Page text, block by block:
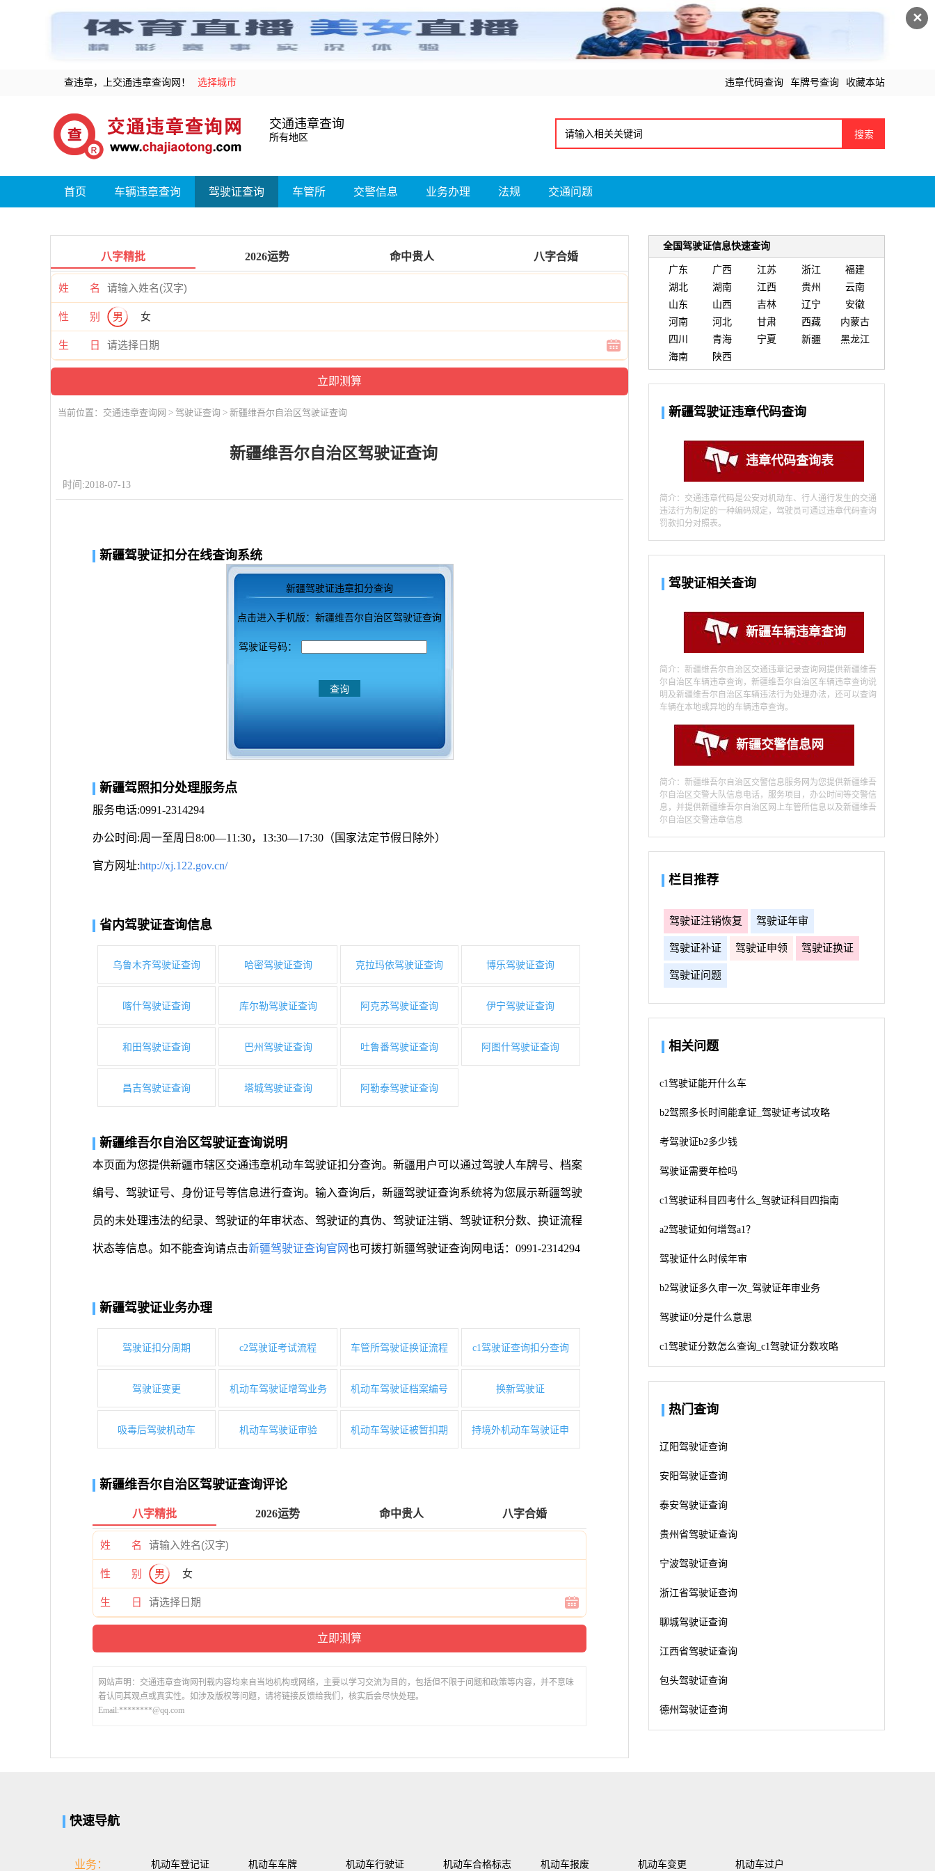
✕
查违章，上交通违章查询网！ 选择城市 违章代码查询 车牌号查询 收藏本站
交通违章查询
所有地区 搜索
首页 车辆违章查询 驾驶证查询 车管所 交警信息 业务办理 法规 交通问题
八字精批 2026运势 命中贵人 八字合婚
姓 名
性 别 男 女
生 日
当前位置： 交通违章查询网 > 驾驶证查询 > 新疆维吾尔自治区驾驶证查询
新疆维吾尔自治区驾驶证查询
时间:2018-07-13
新疆驾驶证扣分在线查询系统
新疆驾驶证违章扣分查询
点击进入手机版：新疆维吾尔自治区驾驶证查询
驾驶证号码：
新疆驾照扣分处理服务点
服务电话:0991-2314294
办公时间:周一至周日8:00—11:30，13:30—17:30（国家法定节假日除外）
官方网址:http://xj.122.gov.cn/
省内驾驶证查询信息
乌鲁木齐驾驶证查询 哈密驾驶证查询 克拉玛依驾驶证查询 博乐驾驶证查询
喀什驾驶证查询 库尔勒驾驶证查询 阿克苏驾驶证查询 伊宁驾驶证查询
和田驾驶证查询 巴州驾驶证查询 吐鲁番驾驶证查询 阿图什驾驶证查询
昌吉驾驶证查询 塔城驾驶证查询 阿勒泰驾驶证查询
新疆维吾尔自治区驾驶证查询说明
本页面为您提供新疆市辖区交通违章机动车驾驶证扣分查询。新疆用户可以通过驾驶人车牌号、档案
编号、驾驶证号、身份证号等信息进行查询。输入查询后，新疆驾驶证查询系统将为您展示新疆驾驶
员的未处理违法的纪录、驾驶证的年审状态、驾驶证的真伪、驾驶证注销、驾驶证积分数、换证流程
状态等信息。如不能查询请点击新疆驾驶证查询官网也可拨打新疆驾驶证查询网电话：0991-2314294
新疆驾驶证业务办理
驾驶证扣分周期 c2驾驶证考试流程 车管所驾驶证换证流程 c1驾驶证查询扣分查询
驾驶证变更 机动车驾驶证增驾业务 机动车驾驶证档案编号 换新驾驶证
吸毒后驾驶机动车 机动车驾驶证审验 机动车驾驶证被暂扣期 持境外机动车驾驶证申
新疆维吾尔自治区驾驶证查询评论
八字精批 2026运势 命中贵人 八字合婚
姓 名
性 别 男 女
生 日
网站声明：交通违章查询网刊载内容均来自当地机构或网络，主要以学习交流为目的，包括但不限于问题和政策等内容，并不意味
着认同其观点或真实性。如涉及版权等问题，请将链接反馈给我们，核实后会尽快处理。
Email:********@qq.com
全国驾驶证信息快速查询
广东 广西 江苏 浙江
福建
湖北
湖南 江西 贵州
云南
山东
山西 吉林 辽宁
安徽
河南
河北 甘肃 西藏
内蒙古
四川
青海 宁夏 新疆
黑龙江
海南
陕西
新疆驾驶证违章代码查询
违章代码查询表
简介：交通违章代码是公安对机动车、行人通行发生的交通
违法行为制定的一种编码规定，驾驶员可通过违章代码查询
罚款扣分对照表。
驾驶证相关查询
新疆车辆违章查询
简介：新疆维吾尔自治区交通违章记录查询网提供新疆维吾
尔自治区车辆违章查询，新疆维吾尔自治区车辆违章查询说
明及新疆维吾尔自治区车辆违法行为处理办法，还可以查询
车辆在本地或异地的车辆违章查询。
新疆交警信息网
简介：新疆维吾尔自治区交警信息服务网为您提供新疆维吾
尔自治区交警大队信息电话，服务项目，办公时间等交警信
息，并提供新疆维吾尔自治区网上车管所信息以及新疆维吾
尔自治区交警违章信息
栏目推荐
驾驶证注销恢复 驾驶证年审
驾驶证补证 驾驶证申领 驾驶证换证
驾驶证问题
相关问题
c1驾驶证能开什么车
b2驾照多长时间能拿证_驾驶证考试攻略
考驾驶证b2多少钱
驾驶证需要年检吗
c1驾驶证科目四考什么_驾驶证科目四指南
a2驾驶证如何增驾a1？
驾驶证什么时候年审
b2驾驶证多久审一次_驾驶证年审业务
驾驶证0分是什么意思
c1驾驶证分数怎么查询_c1驾驶证分数攻略
热门查询
辽阳驾驶证查询
安阳驾驶证查询
泰安驾驶证查询
贵州省驾驶证查询
宁波驾驶证查询
浙江省驾驶证查询
聊城驾驶证查询
江西省驾驶证查询
包头驾驶证查询
德州驾驶证查询
快速导航
业务： 机动车登记证 机动车车牌 机动车行驶证 机动车合格标志 机动车报废 机动车变更 机动车过户